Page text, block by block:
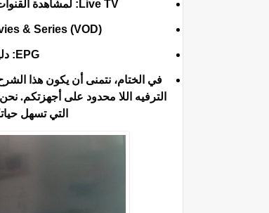
Live TV:
لمشاهدة
& Series (VOD):
EPG:
التي تسهل